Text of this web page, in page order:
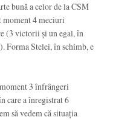
bună a celor de la CSM
moment 4 meciuri
(3 victorii și un egal, în
Forma Stelei, în schimb, e
3 înfrângeri
care a înregistrat 6
să vedem că situația